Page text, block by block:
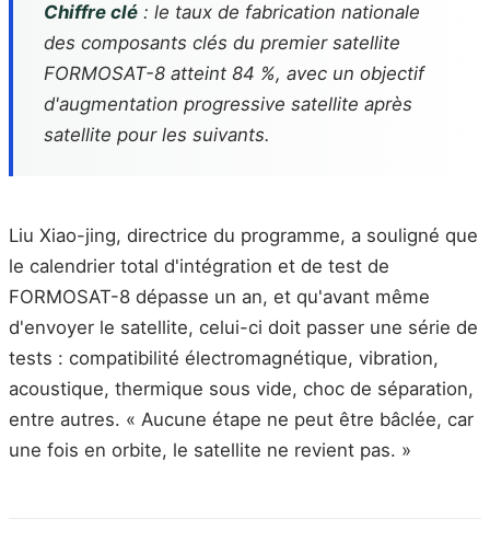
Chiffre clé : le taux de fabrication nationale
des composants clés du premier satellite
FORMOSAT-8 atteint 84 %, avec un objectif
d'augmentation progressive satellite après
satellite pour les suivants.
Liu Xiao-jing, directrice du programme, a souligné que
le calendrier total d'intégration et de test de
FORMOSAT-8 dépasse un an, et qu'avant même
d'envoyer le satellite, celui-ci doit passer une série de
tests : compatibilité électromagnétique, vibration,
acoustique, thermique sous vide, choc de séparation,
entre autres. « Aucune étape ne peut être bâclée, car
une fois en orbite, le satellite ne revient pas. »